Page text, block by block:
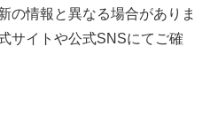
の情報と異なる場合がありま
サイトや公式SNSにてご確